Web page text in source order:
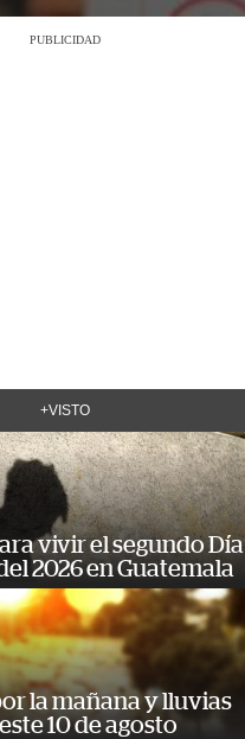
PUBLICIDAD
+VISTO
vivir el segundo Día
2026 en Guatemala
la mañana y lluvias
10 de agosto